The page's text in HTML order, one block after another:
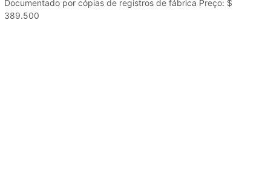
Documentado por cópias de registros de fábrica Preço: $
389.500